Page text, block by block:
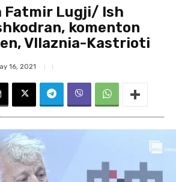
Fatmir Lugji/ Ish
komenton
Vllaznia-Kastrioti
16, 2021